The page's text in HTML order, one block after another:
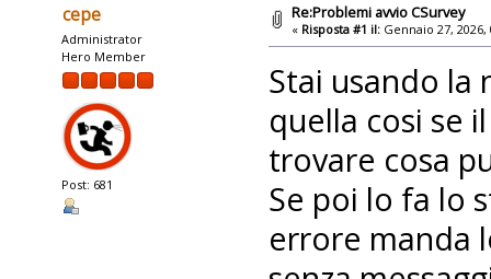
cepe
Administrator
Hero Member
Post: 681
Re:Problemi avvio CSurvey
« Risposta #1 il: Gennaio 27, 2026,
Stai usando la
quella cosi se
trovare cosa
Se poi lo fa lo
errore manda